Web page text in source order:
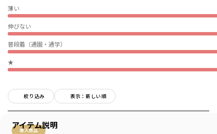
薄い
伸びない
普段着（通園・通学）
★
絞り込み 表示：新しい順
購入商品
アイテム説明